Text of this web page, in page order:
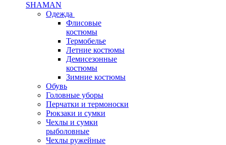
SHAMAN
Одежда
Флисовые
костюмы
Термобелье
Летние костюмы
Демисезонные
костюмы
Зимние костюмы
Обувь
Головные уборы
Перчатки и термоноски
Рюкзаки и сумки
Чехлы и сумки
рыболовные
Чехлы ружейные